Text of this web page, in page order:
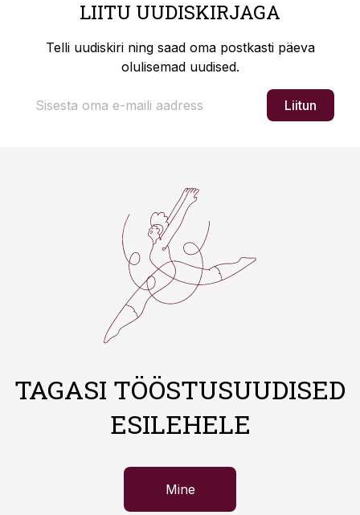
LIITU UUDISKIRJAGA
Telli uudiskiri ning saad oma postkasti päeva
olulisemad uudised.
Liitun
TAGASI TÖÖSTUSUUDISED
ESILEHELE
Mine